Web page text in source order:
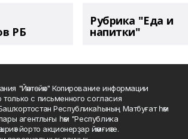
РБ
Рубрика "Еда и
напитки"
"Йәнтөйәк" Копирование информации
с письменного согласия
Республикаһының Матбуғат һәм
агентлығы һәм "Республика
йорто акционерҙар йәмғиәте.